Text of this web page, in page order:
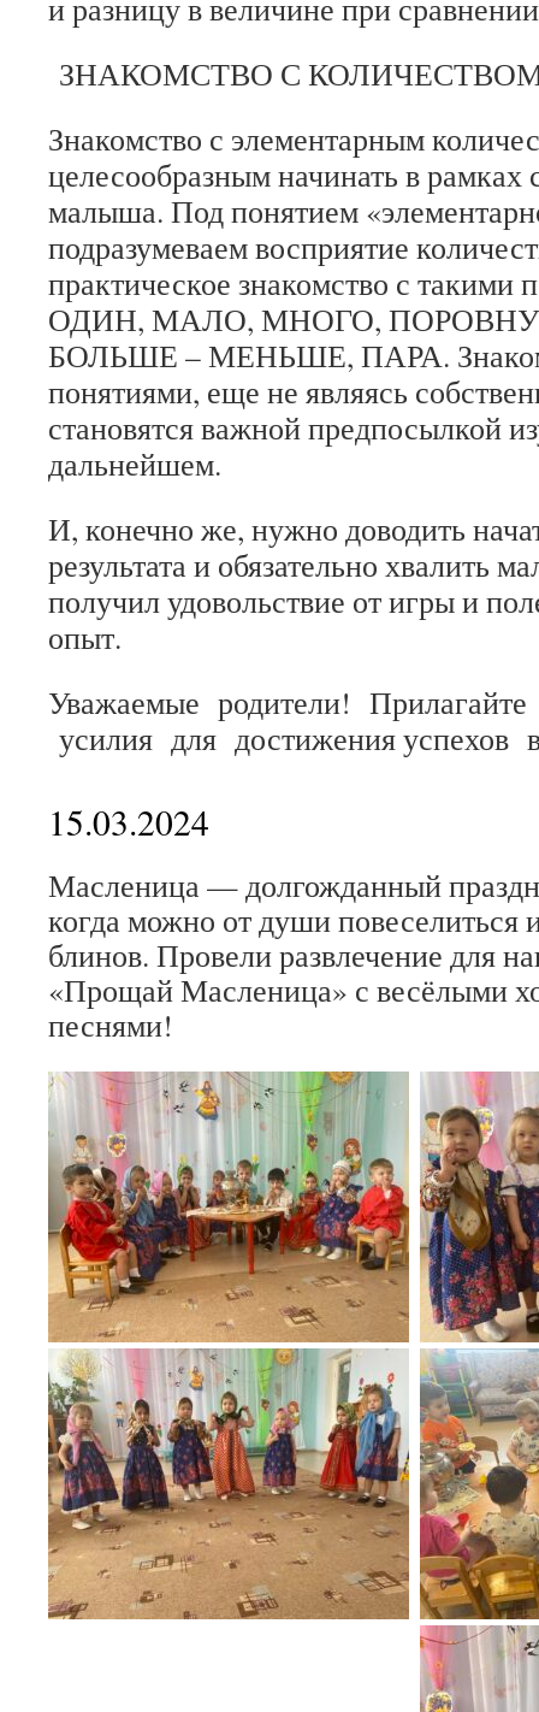
и разницу в величине при
ЗНАКОМСТВО С
Знакомство с элементарным
целесообразным начинать в рамках
малыша. Под понятием
подразумеваем восприятие
практическое знакомство с такими
ОДИН, МАЛО, МНОГО,
БОЛЬШЕ – МЕНЬШЕ, ПАРА.
понятиями, еще не являясь
становятся важной предпосылкой
дальнейшем.
И, конечно же, нужно доводить
результата и обязательно хвалить
получил удовольствие от игры и
опыт.
Уважаемые родители!
усилия для достижения успехов
15.03.2024
Масленица — долгожданный
когда можно от души повеселиться
блинов. Провели развлечение для
«Прощай Масленица» с весёлыми
песнями!